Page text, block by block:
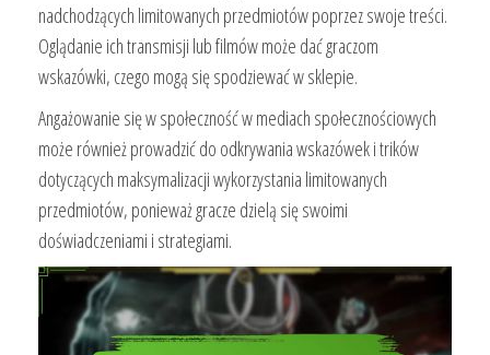
nadchodzących limitowanych przedmiotów poprzez swoje treści.
Oglądanie ich transmisji lub filmów może dać graczom
wskazówki, czego mogą się spodziewać w sklepie.
Angażowanie się w społeczność w mediach społecznościowych
może również prowadzić do odkrywania wskazówek i trików
dotyczących maksymalizacji wykorzystania limitowanych
przedmiotów, ponieważ gracze dzielą się swoimi
doświadczeniami i strategiami.